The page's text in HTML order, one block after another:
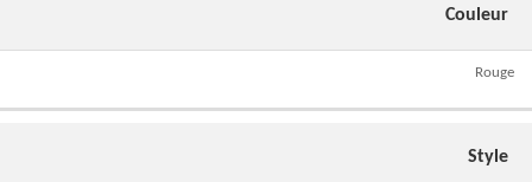
Couleur
Rouge
Style